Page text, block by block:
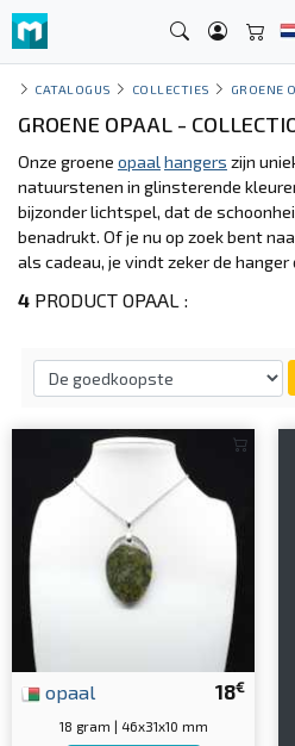
CATALOGUS COLLECTIES GROENE
GROENE OPAAL -
Onze groene opaal hangers zijn
natuurstenen in glinsterende
bijzonder lichtspel, dat de
benadrukt. Of je nu op zoek bent
als cadeau, je vindt zeker de hanger
4 PRODUCT OPAAL :
18€
opaal
18 gram | 46x31x10 mm